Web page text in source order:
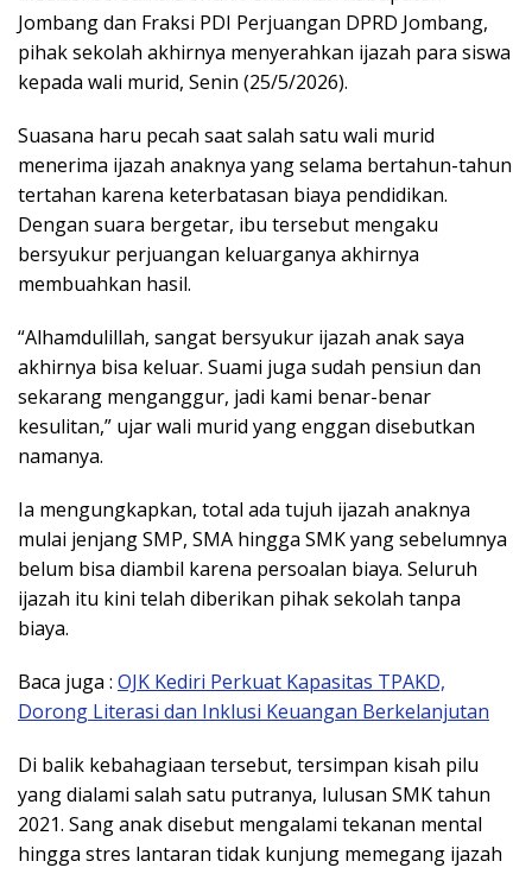
Jombang dan Fraksi PDI Perjuangan DPRD Jombang,
pihak sekolah akhirnya menyerahkan ijazah para siswa
kepada wali murid, Senin (25/5/2026).
Suasana haru pecah saat salah satu wali murid
menerima ijazah anaknya yang selama bertahun-tahun
tertahan karena keterbatasan biaya pendidikan.
Dengan suara bergetar, ibu tersebut mengaku
bersyukur perjuangan keluarganya akhirnya
membuahkan hasil.
“Alhamdulillah, sangat bersyukur ijazah anak saya
akhirnya bisa keluar. Suami juga sudah pensiun dan
sekarang menganggur, jadi kami benar-benar
kesulitan,” ujar wali murid yang enggan disebutkan
namanya.
Ia mengungkapkan, total ada tujuh ijazah anaknya
mulai jenjang SMP, SMA hingga SMK yang sebelumnya
belum bisa diambil karena persoalan biaya. Seluruh
ijazah itu kini telah diberikan pihak sekolah tanpa
biaya.
Baca juga : OJK Kediri Perkuat Kapasitas TPAKD,
Dorong Literasi dan Inklusi Keuangan Berkelanjutan
Di balik kebahagiaan tersebut, tersimpan kisah pilu
yang dialami salah satu putranya, lulusan SMK tahun
2021. Sang anak disebut mengalami tekanan mental
hingga stres lantaran tidak kunjung memegang ijazah